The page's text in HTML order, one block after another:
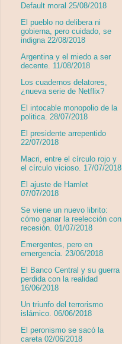
Default moral 25/08/2018
El pueblo no delibera ni
gobierna, pero cuidado, se
indigna 22/08/2018
Argentina y el miedo a ser
decente. 11/08/2018
Los cuadernos delatores,
¿nueva serie de Netflix?
El intocable monopolio de la
politica. 28/07/2018
El presidente arrepentido
22/07/2018
Macri, entre el círculo rojo y
el círculo vicioso. 17/07/2018
El ajuste de Hamlet
07/07/2018
Se viene un nuevo librito:
cómo ganar la reelección con
recesión. 01/07/2018
Emergentes, pero en
emergencia. 23/06/2018
El Banco Central y su guerra
perdida con la realidad
16/06/2018
Un triunfo del terrorismo
islámico. 06/06/2018
El peronismo se sacó la
careta 02/06/2018